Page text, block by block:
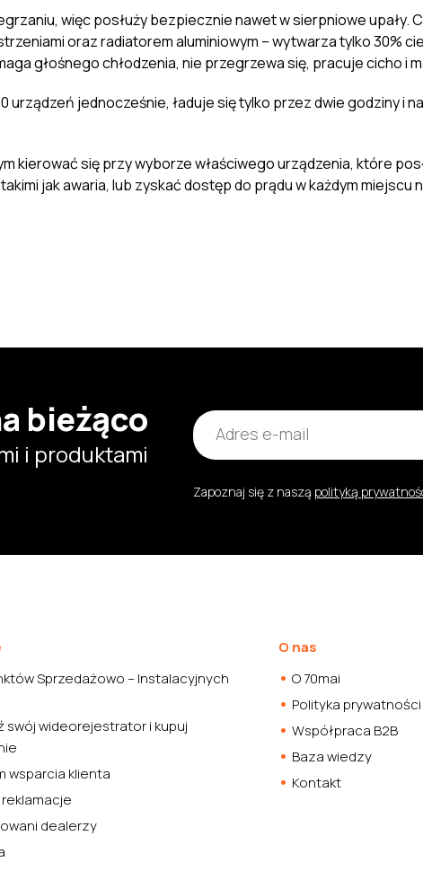
więc posłuży bezpiecznie nawet w sierpniowe upały.
oraz radiatorem aluminiowym – wytwarza tylko 30%
głośnego chłodzenia, nie przegrzewa się, pracuje cicho i
urządzeń jednocześnie, ładuje się tylko przez dwie godziny i
kierować się przy wyborze właściwego urządzenia, które
jak awaria, lub zyskać dostęp do prądu w każdym miejscu
bieżąco
i produktami
Zapoznaj się z naszą polityką
Sprzedażowo – Instalacyjnych
swój wideorejestrator i kupuj
wsparcia klienta
dealerzy
O nas
O 70mai
Polityka prywatności
Współpraca B2B
Baza wiedzy
Kontakt